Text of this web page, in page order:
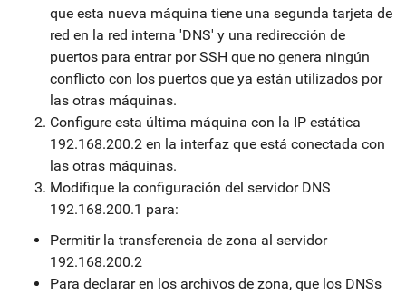
que esta nueva máquina tiene una segunda tarjeta de
red en la red interna 'DNS' y una redirección de
puertos para entrar por SSH que no genera ningún
conflicto con los puertos que ya están utilizados por
las otras máquinas.
Configure esta última máquina con la IP estática
192.168.200.2 en la interfaz que está conectada con
las otras máquinas.
Modifique la configuración del servidor DNS
192.168.200.1 para:
Permitir la transferencia de zona al servidor
192.168.200.2
Para declarar en los archivos de zona, que los DNSs